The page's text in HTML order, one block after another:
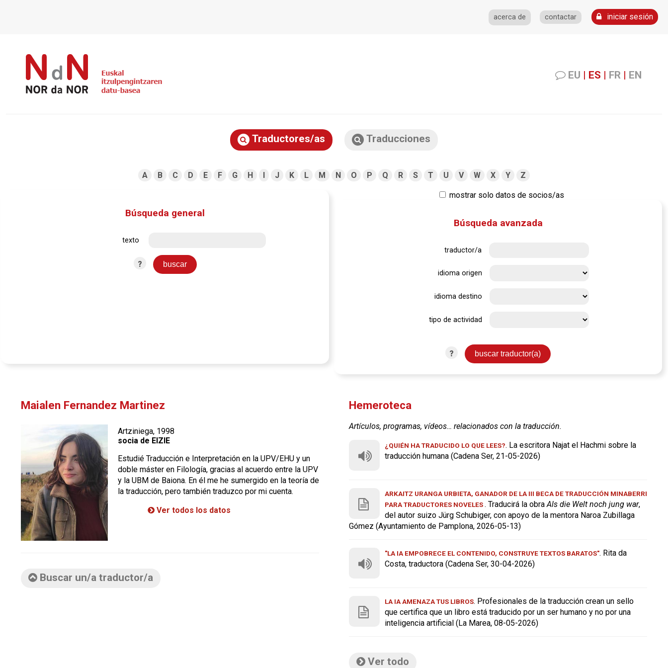
acerca de contactar iniciar sesión
EU | ES | FR | EN
Traductores/as Traducciones
A B C D E F G H I J K L M N O P Q R S T U V W X Y Z
mostrar solo datos de socios/as
Búsqueda general
texto
?
Búsqueda avanzada
traductor/a
idioma origen
idioma destino
tipo de actividad
?
Maialen Fernandez Martinez
Artziniega, 1998
socia de EIZIE
Estudié Traducción e Interpretación en la UPV/EHU y un
doble máster en Filología, gracias al acuerdo entre la UPV
y la UBM de Baiona. En él me he sumergido en la teoría de
la traducción, pero también traduzco por mi cuenta.
Ver todos los datos
Buscar un/a traductor/a
Hemeroteca
Artículos, programas, vídeos… relacionados con la traducción.
¿QUIÉN HA TRADUCIDO LO QUE LEES?. La escritora Najat el Hachmi sobre la
traducción humana (Cadena Ser, 21-05-2026)
ARKAITZ URANGA URBIETA, GANADOR DE LA III BECA DE TRADUCCIÓN MINABERRI
PARA TRADUCTORES NOVELES . Traducirá la obra Als die Welt noch jung war,
del autor suizo Jürg Schubiger, con apoyo de la mentora Naroa Zubillaga
Gómez (Ayuntamiento de Pamplona, 2026-05-13)
"LA IA EMPOBRECE EL CONTENIDO, CONSTRUYE TEXTOS BARATOS". Rita da
Costa, traductora (Cadena Ser, 30-04-2026)
LA IA AMENAZA TUS LIBROS. Profesionales de la traducción crean un sello
que certifica que un libro está traducido por un ser humano y no por una
inteligencia artificial (La Marea, 08-05-2026)
Ver todo